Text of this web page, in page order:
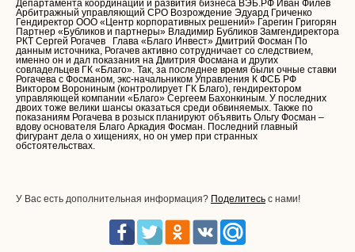
Департамента координации и развития бизнеса ВЭБ.РФ Иван Филев
Арбитражный управляющий СРО Возрождение Эдуард Гриченко
Гендиректор ООО «Центр корпоративных решений» Гарегин Григорян
Партнер «Бубликов и партнеры» Владимир Бубликов Замгендиректора
РКТ Сергей Рогачев Глава «Благо Инвест» Дмитрий Фосман По
данным источника, Рогачев активно сотрудничает со следствием,
именно он и дал показания на Дмитрия Фосмана и других
совладельцев ГК «Благо». Так, за последнее время были очные ставки
Рогачева с Фосманом, экс-начальником Управления К ФСБ РФ
Виктором Ворониным (контролирует ГК Благо), гендиректором
управляющей компании «Благо» Сергеем Бахонкиным. У последних
двоих тоже велики шансы оказаться среди обвиняемых. Также по
показаниям Рогачева в розыск планируют объявить Ольгу Фосман –
вдову основателя Благо Аркадия Фосман. Последний главный
фигурант дела о хищениях, но он умер при странных
обстоятельствах.
У Вас есть дополнительная информация? Поделитесь с нами!